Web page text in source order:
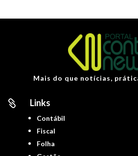
Mais do que notícias,
 Links
Contábil
Fiscal
Folha